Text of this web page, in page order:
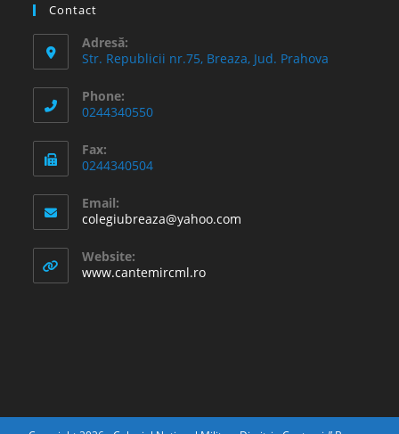
Contact
Adresă:
Str. Republicii nr.75, Breaza, Jud. Prahova
Phone:
0244340550
Fax:
0244340504
Email:
colegiubreaza@yahoo.com
Website:
www.cantemircml.ro